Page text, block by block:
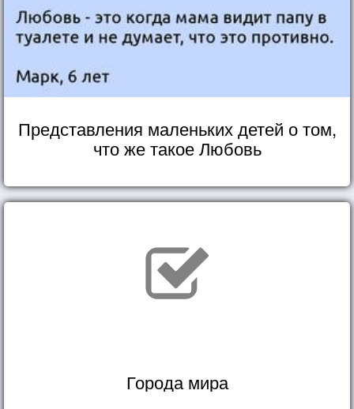
Представления маленьких детей о том,
что же такое Любовь
Города мира